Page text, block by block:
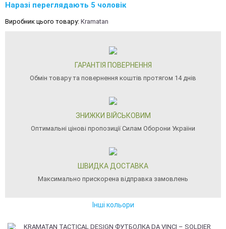
Наразі переглядають 5 чоловік
Виробник цього товару: Kramatan
ГАРАНТІЯ ПОВЕРНЕННЯ
Обмін товару та повернення коштів протягом 14 днів
ЗНИЖКИ ВІЙСЬКОВИМ
Оптимальні цінові пропозиції Силам Оборони України
ШВИДКА ДОСТАВКА
Максимально прискорена відправка замовлень
Інші кольори